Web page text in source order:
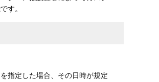
す。
指定した場合、その日時が規定